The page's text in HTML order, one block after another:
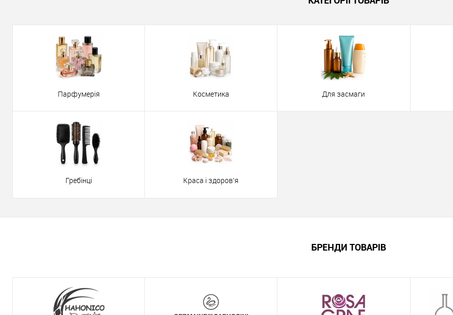
Парфумерія Косметика Для засмаги
Гребінці Краса і здоров'я
БРЕНДИ ТОВАРІВ